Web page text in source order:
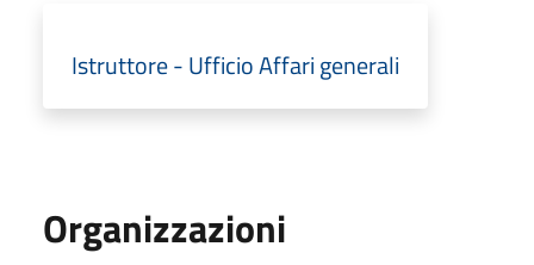
Istruttore - Ufficio Affari generali
Organizzazioni